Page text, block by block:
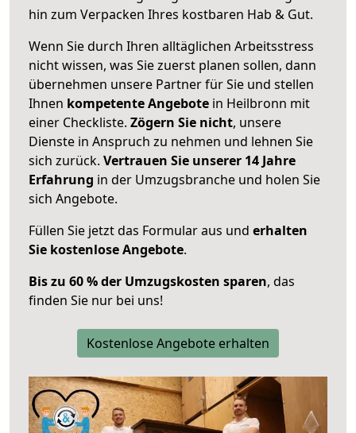
hin zum Verpacken Ihres kostbaren Hab & Gut.
Wenn Sie durch Ihren alltäglichen Arbeitsstress
nicht wissen, was Sie zuerst planen sollen, dann
übernehmen unsere Partner für Sie und stellen
Ihnen kompetente Angebote in Heilbronn mit
einer Checkliste. Zögern Sie nicht, unsere
Dienste in Anspruch zu nehmen und lehnen Sie
sich zurück. Vertrauen Sie unserer 14 Jahre
Erfahrung in der Umzugsbranche und holen Sie
sich Angebote.
Füllen Sie jetzt das Formular aus und erhalten
Sie kostenlose Angebote.
Bis zu 60 % der Umzugskosten sparen, das
finden Sie nur bei uns!
Kostenlose Angebote erhalten